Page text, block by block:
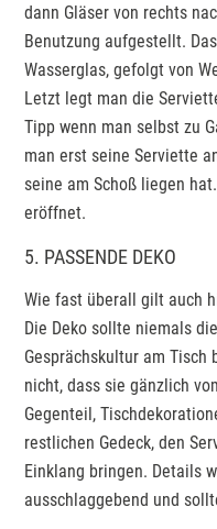
dann Gläser von rechts
Benutzung aufgestellt.
Wasserglas, gefolgt von
Letzt legt man die
Tipp wenn man selbst zu
man erst seine Serviette
seine am Schoß liegen
eröffnet.
5. PASSENDE DEKO
Wie fast überall gilt auch
Die Deko sollte niemals
Gesprächskultur am
nicht, dass sie gänzlich
Gegenteil,
restlichen Gedeck, den
Einklang bringen. Details
ausschlaggebend und